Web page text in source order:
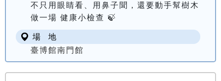
不只用眼睛看、用鼻子聞，還要動手幫樹木
做一場 健康小檢查 🍃
場 地
臺博館南門館